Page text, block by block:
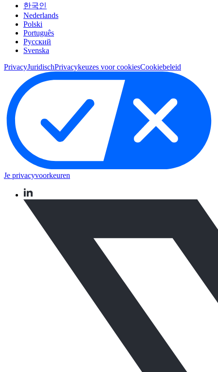
한국인
Nederlands
Polski
Português
Pусский
Svenska
PrivacyJuridischPrivacykeuzes voor cookiesCookiebeleid
Je privacyvoorkeuren